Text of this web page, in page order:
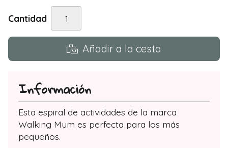
Cantidad
Añadir a la cesta
Información
Esta espiral de actividades de la marca
Walking Mum es perfecta para los más
pequeños.